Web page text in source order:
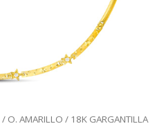
/ O. AMARILLO / 18K GARGANTILLA